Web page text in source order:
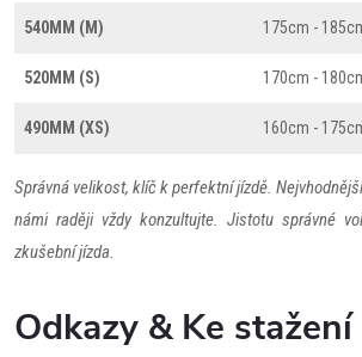
540MM (M) 175cm -
520MM (S) 170cm -
490MM (XS) 160cm -
Správná velikost, klíč k perfektní jízdě.
námi raději vždy konzultujte. Jistotu správné
zkušební jízda.
Odkazy & Ke stažení